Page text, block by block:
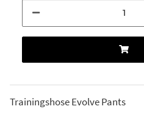
Trainingshose Evolve Pants